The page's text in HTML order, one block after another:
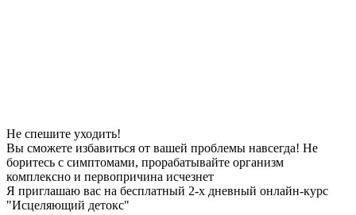
Не спешите уходить!
Вы сможете избавиться от вашей проблемы навсегда! Не
боритесь с симптомами, прорабатывайте организм
комплексно и первопричина исчезнет
Я приглашаю вас на бесплатный 2-х дневный онлайн-курс
"Исцеляющий детокс"